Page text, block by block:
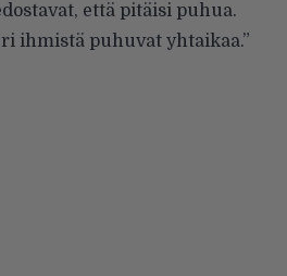
että pitäisi puhua.
ihmistä puhuvat yhtaikaa.”